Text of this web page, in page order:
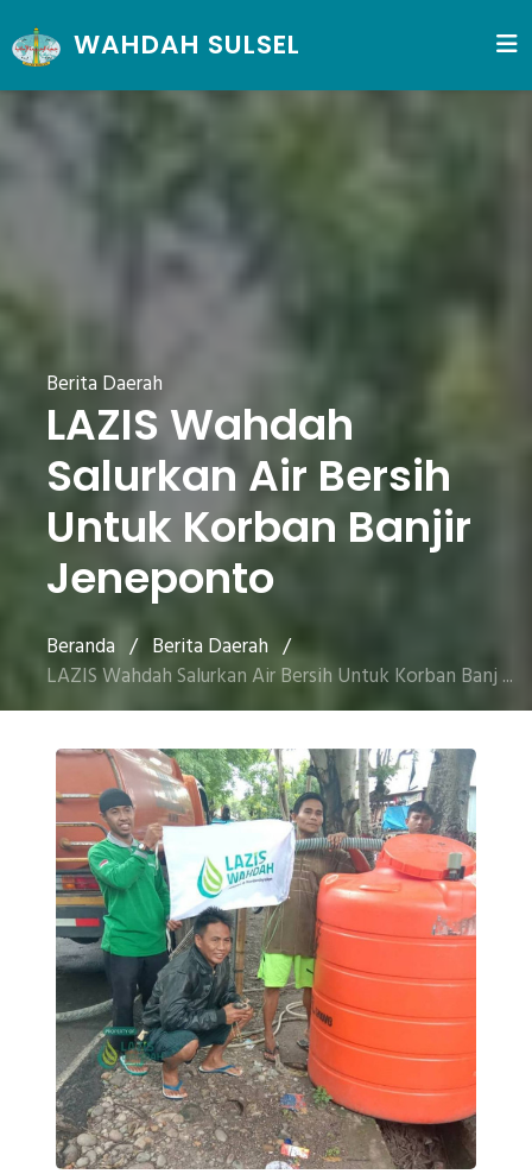
WAHDAH SULSEL
Berita Daerah
LAZIS Wahdah
Salurkan Air Bersih
Untuk Korban Banjir
Jeneponto
Beranda / Berita Daerah /
LAZIS Wahdah Salurkan Air Bersih Untuk Korban Banj ...